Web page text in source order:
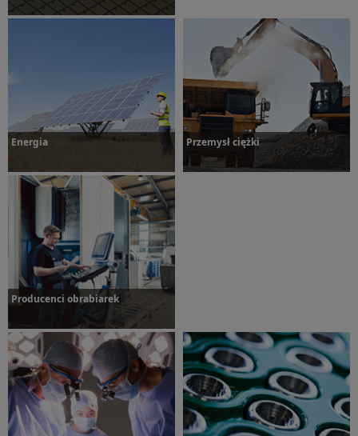
Energia
Dowiedz się więcej
Przemysł ciężki
Producenci obrabiarek
Dowiedz się więcej